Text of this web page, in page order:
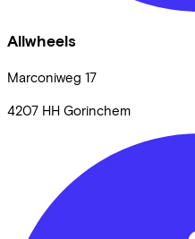
Allwheels
Marconiweg 17
4207 HH Gorinchem